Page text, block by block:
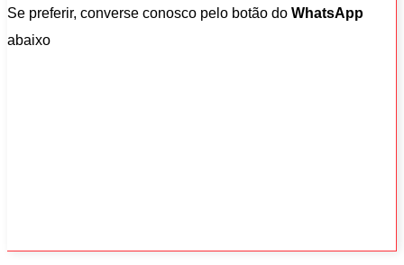
Se preferir, converse conosco pelo botão do WhatsApp
abaixo